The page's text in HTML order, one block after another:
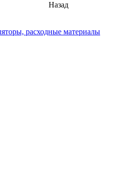
Назад
расходные материалы